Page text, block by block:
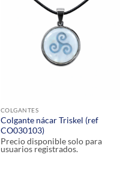
COLGANTES
Colgante nácar Triskel (ref
CO030103)
Precio disponible solo para
usuarios registrados.